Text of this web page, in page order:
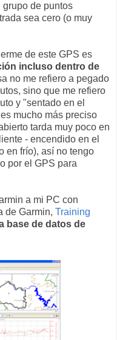
grupo de puntos
sea cero (o muy
de este GPS es
incluso dentro de
no me refiero a pegado
sino que me refiero
y "sentado en el
mucho más preciso
tarda muy poco en
- encendido en el
en frío), así no tengo
por el GPS para
a mi PC con
de Garmin, Training
base de datos de